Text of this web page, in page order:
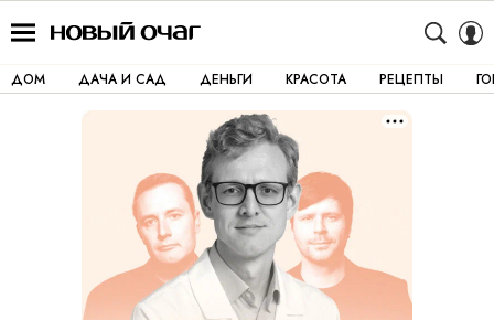
ДОМ ДАЧА И САД ДЕНЬГИ КРАСОТА РЕЦЕПТЫ